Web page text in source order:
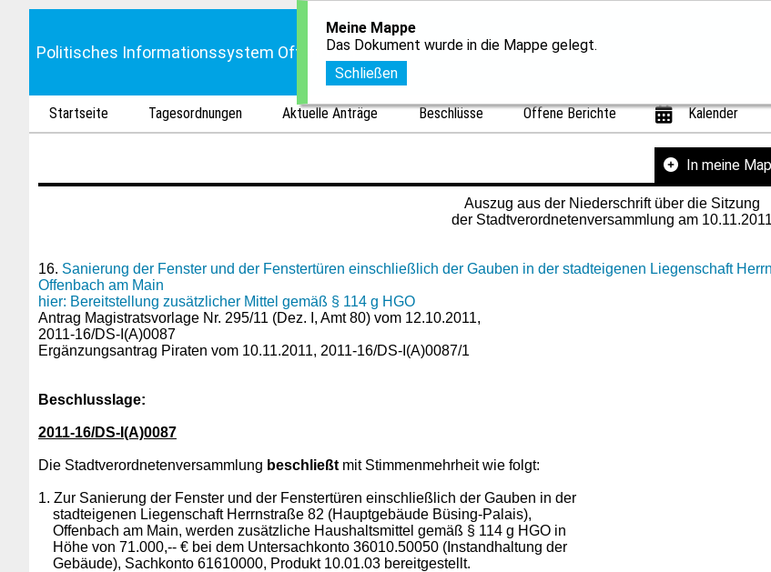
Politisches Informationssystem Offenbach
Startseite Tagesordnungen Aktuelle Anträge Beschlüsse Offene Berichte Kalender
Meine Mappe
Das Dokument wurde in die Mappe gelegt.
Schließen
In meine
Auszug aus der Niederschrift über die Sitzung
der Stadtverordnetenversammlung am 10.11.2011
16. Sanierung der Fenster und der Fenstertüren einschließlich der Gauben in der stadteigenen Liegenschaft
Offenbach am Main
hier: Bereitstellung zusätzlicher Mittel gemäß § 114 g HGO
Antrag Magistratsvorlage Nr. 295/11 (Dez. I, Amt 80) vom 12.10.2011,
2011-16/DS-I(A)0087
Ergänzungsantrag Piraten vom 10.11.2011, 2011-16/DS-I(A)0087/1
Beschlusslage:
2011-16/DS-I(A)0087
Die Stadtverordnetenversammlung beschließt mit Stimmenmehrheit wie folgt:
1. Zur Sanierung der Fenster und der Fenstertüren einschließlich der Gauben in der
stadteigenen Liegenschaft Herrnstraße 82 (Hauptgebäude Büsing-Palais),
Offenbach am Main, werden zusätzliche Haushaltsmittel gemäß § 114 g HGO in
Höhe von 71.000,-- € bei dem Untersachkonto 36010.50050 (Instandhaltung der
Gebäude), Sachkonto 61610000, Produkt 10.01.03 bereitgestellt.